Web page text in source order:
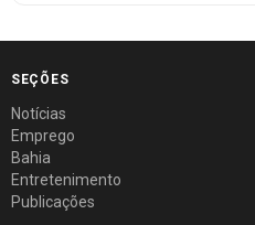
SEÇÕES
Notícias
Emprego
Bahia
Entretenimento
Publicações